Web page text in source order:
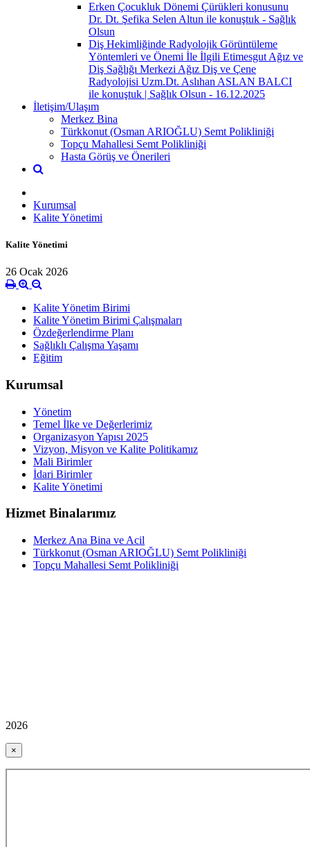
Erken Çocukluk Dönemi Çürükleri konusunu
Dr. Dt. Şefika Selen Altun ile konuştuk - Sağlık
Olsun
Diş Hekimliğinde Radyolojik Görüntüleme
Yöntemleri ve Önemi İle İlgili Etimesgut Ağız ve
Diş Sağlığı Merkezi Ağız Diş ve Çene
Radyolojisi Uzm.Dt. Aslıhan ASLAN BALCI
ile konuştuk | Sağlık Olsun - 16.12.2025
İletişim/Ulaşım
Merkez Bina
Türkkonut (Osman ARIOĞLU) Semt Polikliniği
Topçu Mahallesi Semt Polikliniği
Hasta Görüş ve Önerileri
Kurumsal
Kalite Yönetimi
Kalite Yönetimi
26 Ocak 2026
Kalite Yönetim Birimi
Kalite Yönetim Birimi Çalışmaları
Özdeğerlendirme Planı
Sağlıklı Çalışma Yaşamı
Eğitim
Kurumsal
Yönetim
Temel İlke ve Değerlerimiz
Organizasyon Yapısı 2025
Vizyon, Misyon ve Kalite Politikamız
Mali Birimler
İdari Birimler
Kalite Yönetimi
Hizmet Binalarımız
Merkez Ana Bina ve Acil
Türkkonut (Osman ARIOĞLU) Semt Polikliniği
Topçu Mahallesi Semt Polikliniği
2026
×